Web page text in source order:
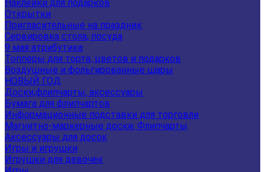
Наклейки для подарков
Открытки
Пригласительные на праздник
Сервировка стола, посуда
9 мая атрибутика
Топперы для торта, цветов и подарков
Воздушные и фольгированные шары
НОВЫЙ ГОД
Доски,флипчарты, аксессуары
Бумага для флипчартов
Информационные подставки для торговли
Магнитно-маркерные доски, Флипчарты
Аксессуары для досок
Игры и игрушки
Игрушки для девочек